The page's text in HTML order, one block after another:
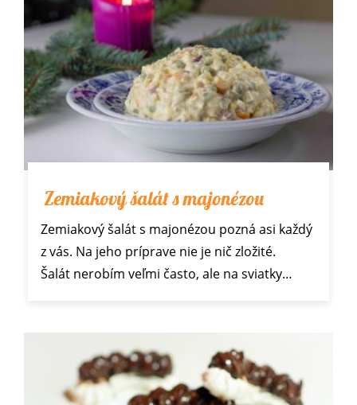
Zemiakový šalát s majonézou
Zemiakový šalát s majonézou pozná asi každý
z vás. Na jeho príprave nie je nič zložité.
Šalát nerobím veľmi často, ale na sviatky…